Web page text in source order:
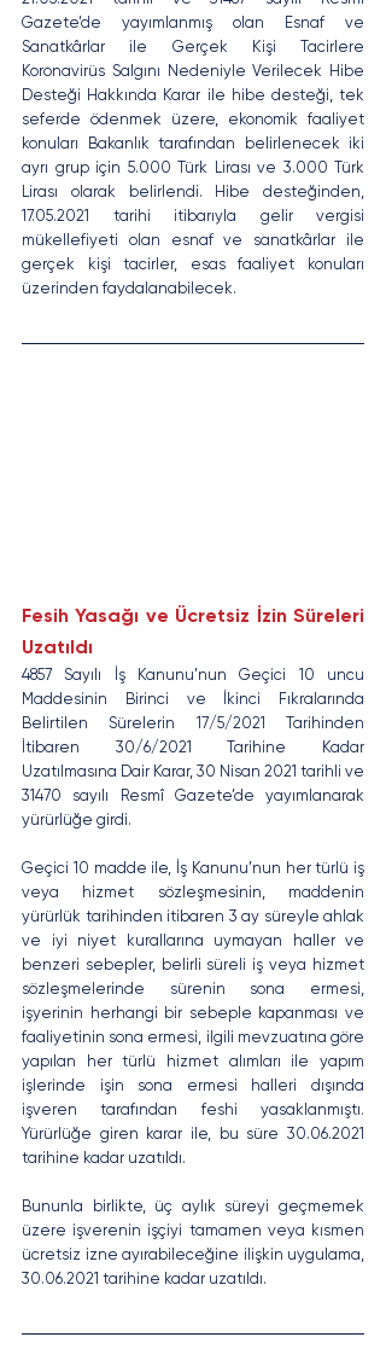
Gazete’de yayımlanmış olan Esnaf ve
Sanatkârlar ile Gerçek Kişi Tacirlere
Koronavirüs Salgını Nedeniyle Verilecek Hibe
Desteği Hakkında Karar ile hibe desteği, tek
seferde ödenmek üzere, ekonomik faaliyet
konuları Bakanlık tarafından belirlenecek iki
ayrı grup için 5.000 Türk Lirası ve 3.000 Türk
Lirası olarak belirlendi. Hibe desteğinden,
17.05.2021 tarihi itibarıyla gelir vergisi
mükellefiyeti olan esnaf ve sanatkârlar ile
gerçek kişi tacirler, esas faaliyet konuları
üzerinden faydalanabilecek.
Fesih Yasağı ve Ücretsiz İzin Süreleri
Uzatıldı
4857 Sayılı İş Kanunu’nun Geçici 10 uncu
Maddesinin Birinci ve İkinci Fıkralarında
Belirtilen Sürelerin 17/5/2021 Tarihinden
İtibaren 30/6/2021 Tarihine Kadar
Uzatılmasına Dair Karar, 30 Nisan 2021 tarihli ve
31470 sayılı Resmî Gazete’de yayımlanarak
yürürlüğe girdi.
Geçici 10 madde ile, İş Kanunu’nun her türlü iş
veya hizmet sözleşmesinin, maddenin
yürürlük tarihinden itibaren 3 ay süreyle ahlak
ve iyi niyet kurallarına uymayan haller ve
benzeri sebepler, belirli süreli iş veya hizmet
sözleşmelerinde sürenin sona ermesi,
işyerinin herhangi bir sebeple kapanması ve
faaliyetinin sona ermesi, ilgili mevzuatına göre
yapılan her türlü hizmet alımları ile yapım
işlerinde işin sona ermesi halleri dışında
işveren tarafından feshi yasaklanmıştı.
Yürürlüğe giren karar ile, bu süre 30.06.2021
tarihine kadar uzatıldı.
Bununla birlikte, üç aylık süreyi geçmemek
üzere işverenin işçiyi tamamen veya kısmen
ücretsiz izne ayırabileceğine ilişkin uygulama,
30.06.2021 tarihine kadar uzatıldı.